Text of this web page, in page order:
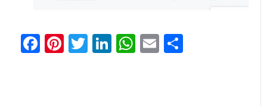
Facebook
Pinterest
Twitter
LinkedIn
WhatsApp
Email